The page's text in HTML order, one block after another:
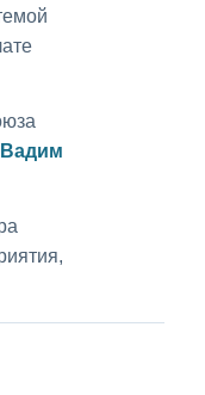
Вадим